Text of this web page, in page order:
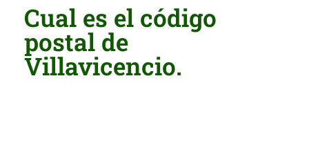
Cual es el código
postal de
Villavicencio.